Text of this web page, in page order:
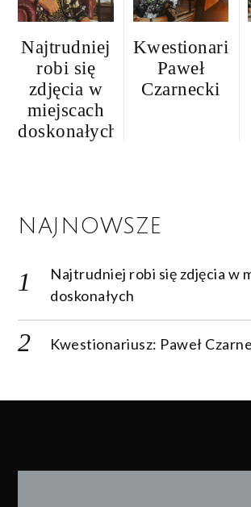
Najtrudniej
robi się
zdjęcia w
miejscach
doskonałych
Kwestionariusz:
Paweł
Czarnecki
NAJNOWSZE
Najtrudniej robi się zdjęcia w
doskonałych
Kwestionariusz: Paweł